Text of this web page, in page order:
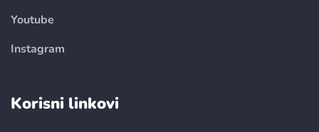
Youtube
Instagram
Korisni linkovi